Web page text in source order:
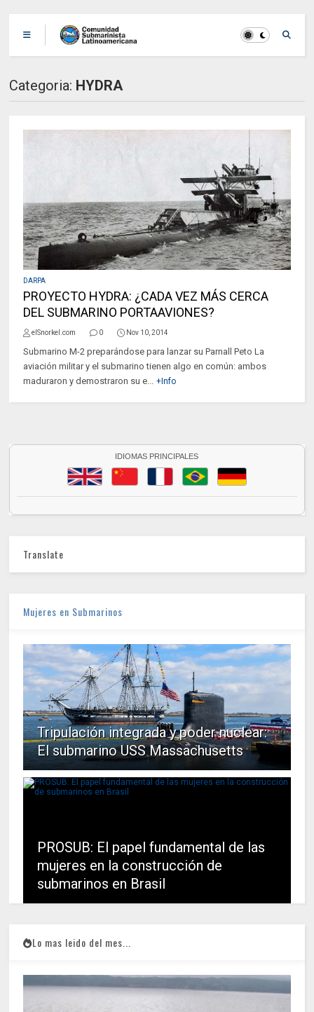
Categoria: HYDRA
DARPA
PROYECTO HYDRA: ¿CADA VEZ MÁS CERCA
DEL SUBMARINO PORTAAVIONES?
elSnorkel.com 0 Nov 10, 2014
Submarino M-2 preparándose para lanzar su Parnall Peto La
aviación militar y el submarino tienen algo en común: ambos
maduraron y demostraron su e... +Info
IDIOMAS PRINCIPALES
Translate
Mujeres en Submarinos
Tripulación integrada y poder nuclear:
El submarino USS Massachusetts
PROSUB: El papel fundamental de las
mujeres en la construcción de
submarinos en Brasil
Lo mas leido del mes...